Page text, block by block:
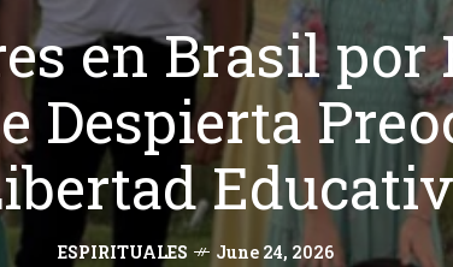
en Brasil
Despierta
ESPIRITUALES June 24, 2026